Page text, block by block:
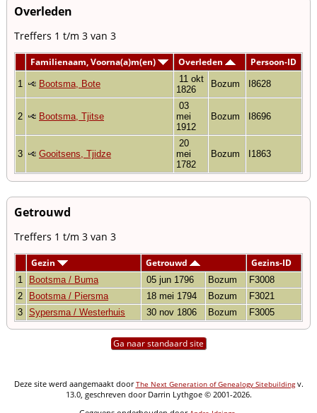
Overleden
Treffers 1 t/m 3 van 3
Familienaam, Voorna(a)m(en) Overleden Persoon-ID
1 Bootsma, Bote
11 okt
1826
Bozum I8628
2 Bootsma, Tjitse
03
mei
1912
Bozum I8696
3 Gooitsens, Tjidze
20
mei
1782
Bozum I1863
Getrouwd
Treffers 1 t/m 3 van 3
Gezin Getrouwd Gezins-ID
1 Bootsma / Buma 05 jun 1796 Bozum
F3008
2
Bootsma / Piersma 18 mei 1794 Bozum
F3021
3 Sypersma / Westerhuis 30 nov 1806 Bozum F3005
Ga naar standaard site
Deze site werd aangemaakt doorThe Next Generation of Genealogy Sitebuildingv.
13.0, geschreven door Darrin Lythgoe © 2001-2026.